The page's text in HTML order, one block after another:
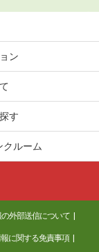
ン
す
ルーム
外部送信について
に関する免責事項